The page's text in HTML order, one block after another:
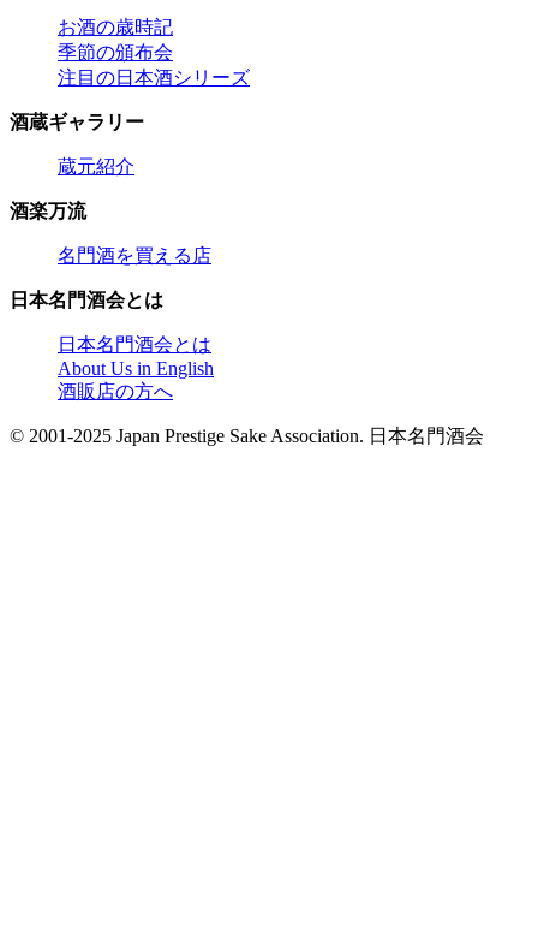
お酒の歳時記
季節の頒布会
注目の日本酒シリーズ
酒蔵ギャラリー
蔵元紹介
酒楽万流
名門酒を買える店
日本名門酒会とは
日本名門酒会とは
About Us in English
酒販店の方へ
© 2001-2025 Japan Prestige Sake Association. 日本名門酒会